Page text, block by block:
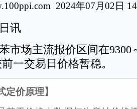
2024年07月02日
讯
市场主流报价区间在9300
一交易日价格暂稳。
定价原理】